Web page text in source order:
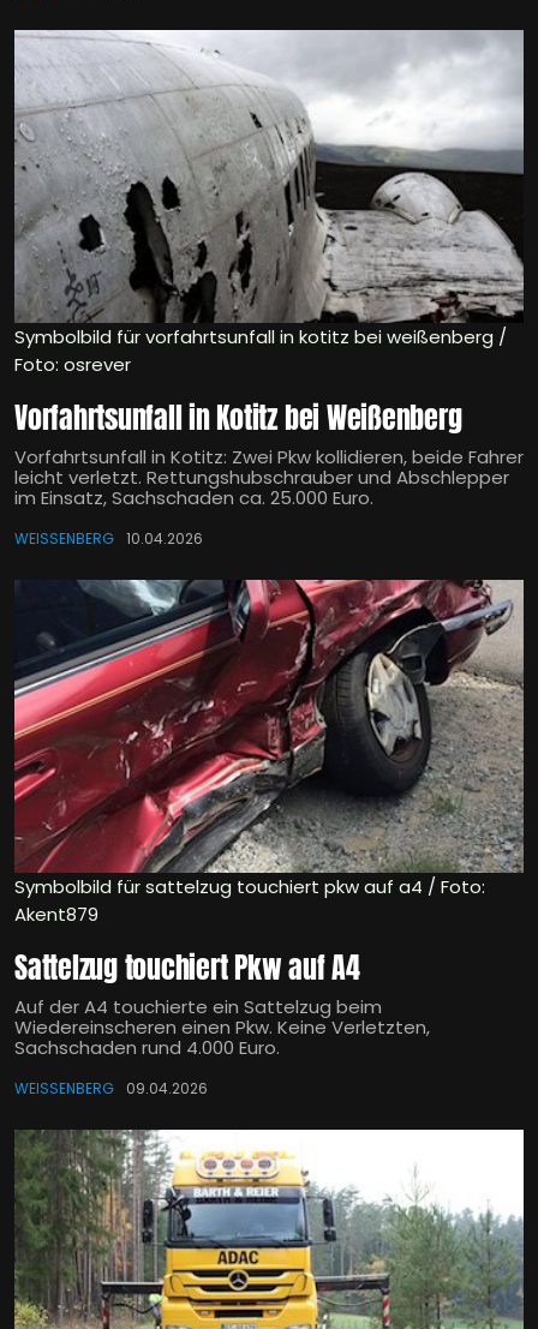
Symbolbild für vorfahrtsunfall in kotitz bei weißenberg /
Foto: osrever
Vorfahrtsunfall in Kotitz bei Weißenberg
Vorfahrtsunfall in Kotitz: Zwei Pkw kollidieren, beide Fahrer
leicht verletzt. Rettungshubschrauber und Abschlepper
im Einsatz, Sachschaden ca. 25.000 Euro.
WEISSENBERG 10.04.2026
Symbolbild für sattelzug touchiert pkw auf a4 / Foto:
Akent879
Sattelzug touchiert Pkw auf A4
Auf der A4 touchierte ein Sattelzug beim
Wiedereinscheren einen Pkw. Keine Verletzten,
Sachschaden rund 4.000 Euro.
WEISSENBERG 09.04.2026